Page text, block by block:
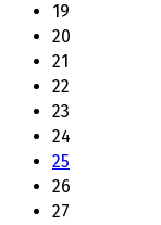
19
20
21
22
23
24
25
26
27